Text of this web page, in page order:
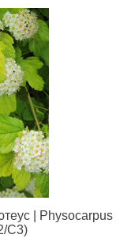
| Physocarpus
С3)